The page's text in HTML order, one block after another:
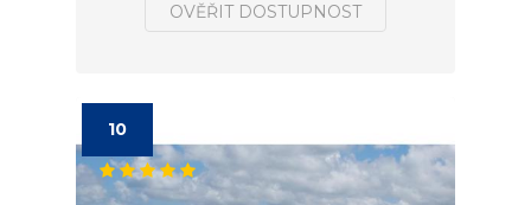
OVĚŘIT DOSTUPNOST
10